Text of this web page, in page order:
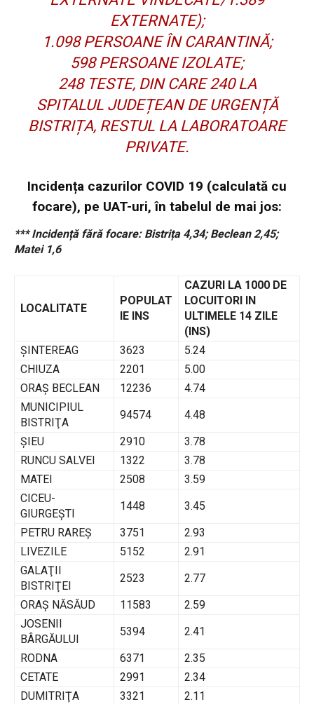
EXTERNATE);
1.098 PERSOANE ÎN CARANTINĂ;
598 PERSOANE IZOLATE;
248 TESTE, DIN CARE 240 LA
SPITALUL JUDEȚEAN DE URGENȚĂ
BISTRIȚA, RESTUL LA LABORATOARE
PRIVATE.
Incidența cazurilor COVID 19 (calculată cu
focare), pe UAT-uri, în tabelul de mai jos:
*** Incidență fără focare: Bistrița 4,34; Beclean 2,45;
Matei 1,6
LOCALITATE
POPULAT
IE INS
CAZURI LA 1000 DE
LOCUITORI IN
ULTIMELE 14 ZILE
(INS)
ŞINTEREAG
3623
5.24
CHIUZA
2201
5.00
ORAŞ BECLEAN
12236
4.74
MUNICIPIUL
BISTRIŢA
94574
4.48
ŞIEU
2910
3.78
RUNCU SALVEI
1322
3.78
MATEI
2508
3.59
CICEU-
GIURGEŞTI
1448
3.45
PETRU RAREŞ
3751
2.93
LIVEZILE
5152
2.91
GALAŢII
BISTRIŢEI
2523
2.77
ORAŞ NĂSĂUD
11583
2.59
JOSENII
BÂRGĂULUI
5394
2.41
RODNA
6371
2.35
CETATE
2991
2.34
DUMITRIŢA
3321
2.11